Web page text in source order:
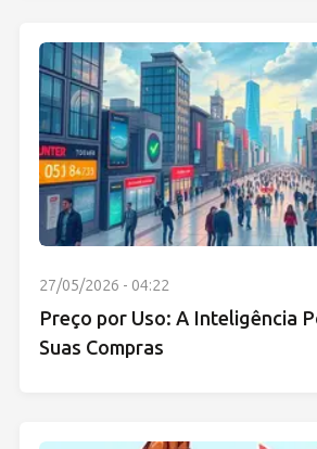
27/05/2026 - 04:22
Preço por Uso: A Inteligência
Suas Compras